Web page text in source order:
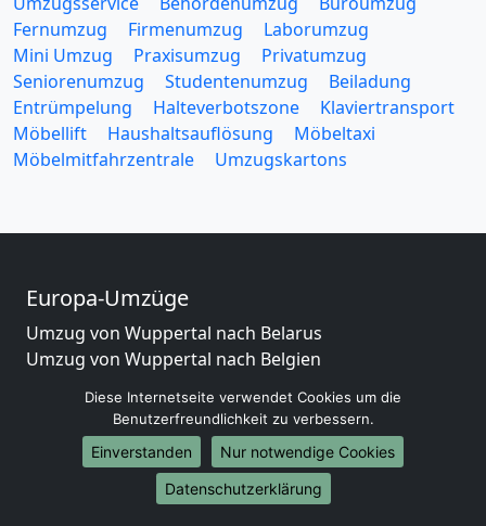
Fernumzug
Firmenumzug
Laborumzug
Mini Umzug
Praxisumzug
Privatumzug
Seniorenumzug
Studentenumzug
Beiladung
Entrümpelung
Halteverbotszone
Klaviertransport
Möbellift
Haushaltsauflösung
Möbeltaxi
Möbelmitfahrzentrale
Umzugskartons
Europa-Umzüge
Umzug von Wuppertal nach Belarus
Umzug von Wuppertal nach Belgien
Umzug von Wuppertal nach Dänemark
Umzug von Wuppertal nach England
Umzug von Wuppertal nach Portugal
Umzug von Wuppertal nach Bosnien
Diese Internetseite verwendet Cookies um die
Benutzerfreundlichkeit zu verbessern.
Einverstanden
Nur notwendige Cookies
Datenschutzerklärung